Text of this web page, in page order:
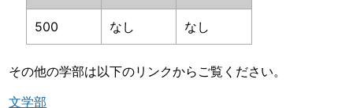
500 なし なし
その他の学部は以下のリンクからご覧ください。
文学部